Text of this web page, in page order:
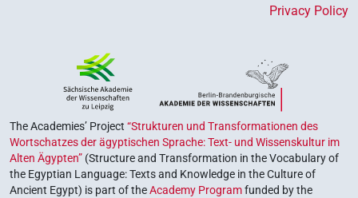
Privacy Policy
The Academies’ Project “Strukturen und Transformationen des
Wortschatzes der ägyptischen Sprache: Text- und Wissenskultur im
Alten Ägypten” (Structure and Transformation in the Vocabulary of
the Egyptian Language: Texts and Knowledge in the Culture of
Ancient Egypt) is part of theAcademy Programfunded by the